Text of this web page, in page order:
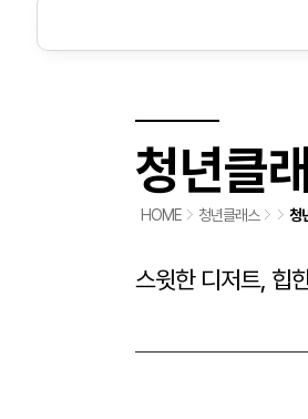
청년클
HOME 청년클래스 청
스윗한 디저트, 힙